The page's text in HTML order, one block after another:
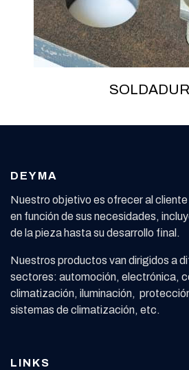
DEYMA
Nuestro objetivo es ofrecer al
en función de sus necesidades,
de la pieza hasta su desarrollo final.
Nuestros productos van dirigidos a
sectores: automoción, electrónica,
climatización, iluminación,
sistemas de climatización, etc.
LINKS